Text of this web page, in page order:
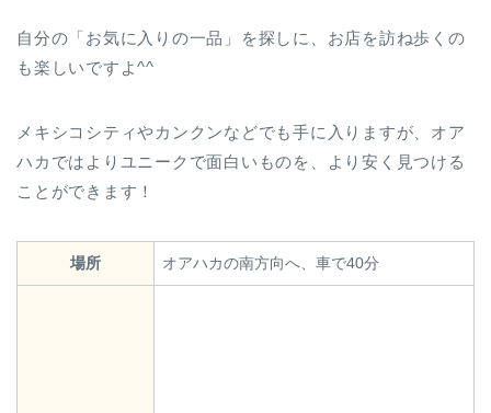
自分の「お気に入りの一品」を探しに、お店を訪ね歩くの
も楽しいですよ^^
メキシコシティやカンクンなどでも手に入りますが、オア
ハカではよりユニークで面白いものを、より安く見つける
ことができます！
場所 オアハカの南方向へ、車で40分